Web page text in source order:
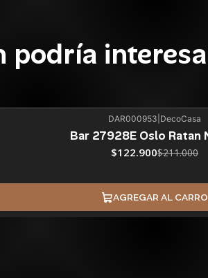
podría
DAR000953 DecoCasa
Bar 27928E Oslo Ratan
$122.900$211.000
AGREGAR AL CARRO